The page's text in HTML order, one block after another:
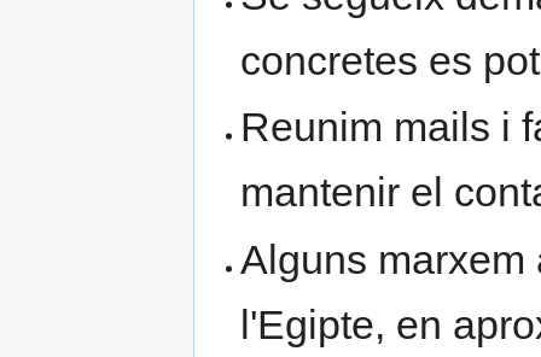
concretes es
Reunim mails i
mantenir el
Alguns marxem
l'Egipte, en